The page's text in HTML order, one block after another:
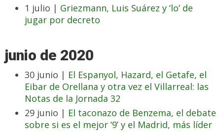
1 julio | Griezmann, Luis Suárez y ‘lo’ de
jugar por decreto
junio de 2020
30 junio | El Espanyol, Hazard, el Getafe, el
Eibar de Orellana y otra vez el Villarreal: las
Notas de la Jornada 32
29 junio | El taconazo de Benzema, el debate
sobre si es el mejor ‘9’ y el Madrid, más líder